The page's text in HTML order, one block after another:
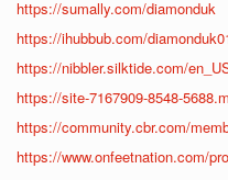
https://sumally.com/diamonduk
https://ihubbub.com/
https://nibbler.silktide.com/
https://site-7167909-8548-
https://community.cbr.com/
https://www.onfeetnation.com/